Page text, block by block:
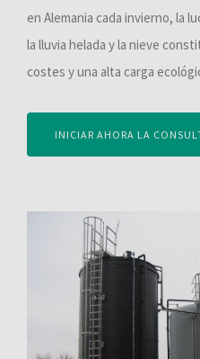
en Alemania cada invierno, la
la lluvia helada y la nieve
costes y una alta carga
INICIAR AHORA LA